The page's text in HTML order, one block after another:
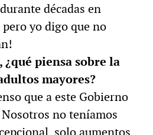
décadas en
yo digo que no
¿qué piensa sobre la
mayores?
que a este Gobierno
no teníamos